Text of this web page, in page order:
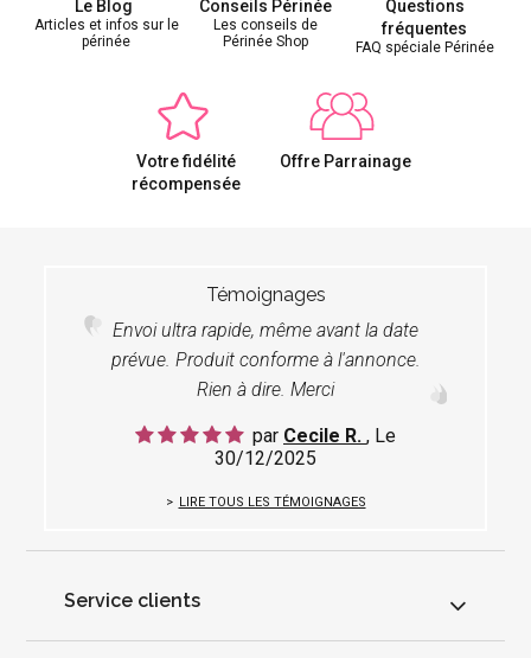
Le Blog
Articles et infos sur le
périnée
Conseils Périnée
Les conseils de
Périnée Shop
Questions
fréquentes
FAQ spéciale Périnée
Votre fidélité
récompensée
Offre Parrainage
Témoignages
Envoi ultra rapide, même avant la date
prévue. Produit conforme à l'annonce.
Rien à dire. Merci
par Cecile R. , Le
30/12/2025
LIRE TOUS LES TÉMOIGNAGES
Service clients